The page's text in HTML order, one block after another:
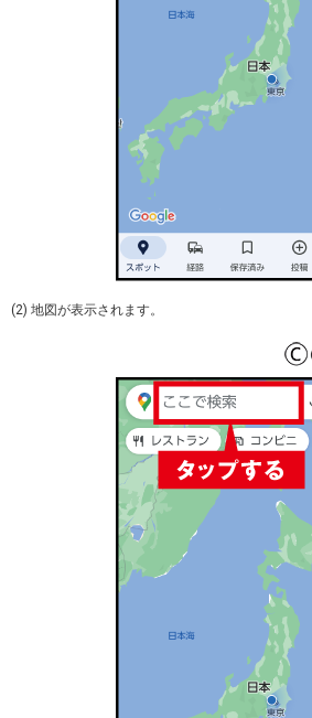
(2) 地図が表示されます。